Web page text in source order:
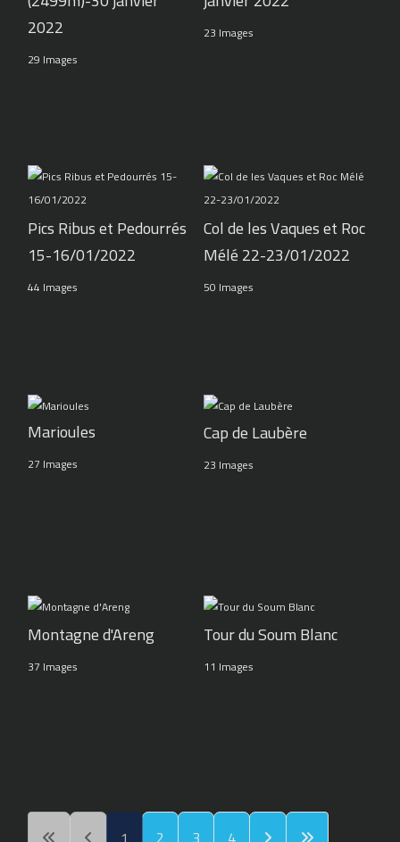
2022
29 Images
23 Images
Pics Ribus et Pedourrés
15-16/01/2022
44 Images
Col de les Vaques et Roc
Mélé 22-23/01/2022
50 Images
Marioules
27 Images
Cap de Laubère
23 Images
Montagne d'Areng
37 Images
Tour du Soum Blanc
11 Images